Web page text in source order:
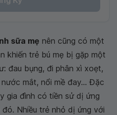
sữa mẹ nên cũng có một
khiến trẻ bú mẹ bị gặp một
đau bụng, đi phân xì xoẹt,
mắt, nổi mề đay... Đặc
gia đình có tiền sử dị ứng
Nhiều trẻ nhỏ dị ứng với